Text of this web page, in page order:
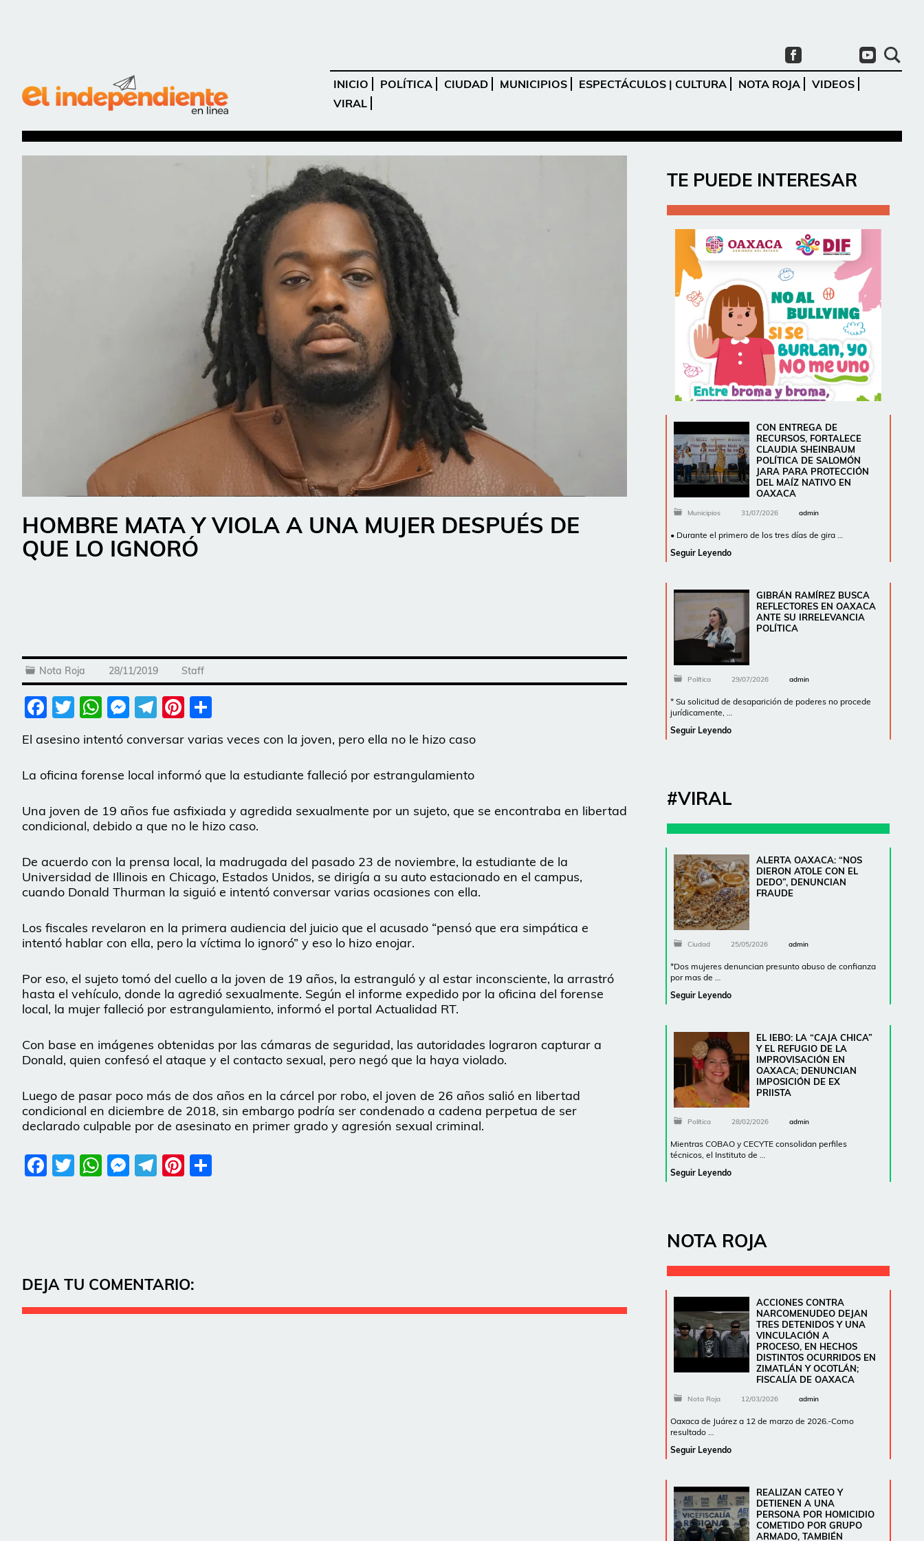
INICIO POLÍTICA CIUDAD MUNICIPIOS ESPECTÁCULOS | CULTURA NOTA ROJA
VIDEOS
VIRAL
HOMBRE MATA Y VIOLA A UNA MUJER DESPUÉS DE
QUE LO IGNORÓ
Nota Roja 28/11/2019 Staff
Facebook
Twitter
WhatsApp
Messenger
Telegram
Pinterest
El asesino intentó conversar varias veces con la joven, pero ella no le hizo caso
La oficina forense local informó que la estudiante falleció por estrangulamiento
Una joven de 19 años fue asfixiada y agredida sexualmente por un sujeto, que se encontraba en libertad
condicional, debido a que no le hizo caso.
De acuerdo con la prensa local, la madrugada del pasado 23 de noviembre, la estudiante de la
Universidad de Illinois en Chicago, Estados Unidos, se dirigía a su auto estacionado en el campus,
cuando Donald Thurman la siguió e intentó conversar varias ocasiones con ella.
Los fiscales revelaron en la primera audiencia del juicio que el acusado “pensó que era simpática e
intentó hablar con ella, pero la víctima lo ignoró” y eso lo hizo enojar.
Por eso, el sujeto tomó del cuello a la joven de 19 años, la estranguló y al estar inconsciente, la arrastró
hasta el vehículo, donde la agredió sexualmente. Según el informe expedido por la oficina del forense
local, la mujer falleció por estrangulamiento, informó el portal Actualidad RT.
Con base en imágenes obtenidas por las cámaras de seguridad, las autoridades lograron capturar a
Donald, quien confesó el ataque y el contacto sexual, pero negó que la haya violado.
Luego de pasar poco más de dos años en la cárcel por robo, el joven de 26 años salió en libertad
condicional en diciembre de 2018, sin embargo podría ser condenado a cadena perpetua de ser
declarado culpable por de asesinato en primer grado y agresión sexual criminal.
Facebook
Twitter
WhatsApp
Messenger
Telegram
Pinterest
DEJA TU COMENTARIO:
TE PUEDE INTERESAR
CON ENTREGA DE
RECURSOS, FORTALECE
CLAUDIA SHEINBAUM
POLÍTICA DE SALOMÓN
JARA PARA PROTECCIÓN
DEL MAÍZ NATIVO EN
OAXACA
Municipios 31/07/2026 admin
• Durante el primero de los tres días de gira …
Seguir Leyendo
GIBRÁN RAMÍREZ BUSCA
REFLECTORES EN OAXACA
ANTE SU IRRELEVANCIA
POLÍTICA
Política 29/07/2026 admin
* Su solicitud de desaparición de poderes no procede
jurídicamente, …
Seguir Leyendo
#VIRAL
ALERTA OAXACA: “NOS
DIERON ATOLE CON EL
DEDO”, DENUNCIAN
FRAUDE
Ciudad 25/05/2026 admin
*Dos mujeres denuncian presunto abuso de confianza
por mas de …
Seguir Leyendo
EL IEBO: LA “CAJA CHICA”
Y EL REFUGIO DE LA
IMPROVISACIÓN EN
OAXACA; DENUNCIAN
IMPOSICIÓN DE EX
PRIISTA
Política 28/02/2026 admin
Mientras COBAO y CECYTE consolidan perfiles
técnicos, el Instituto de …
Seguir Leyendo
NOTA ROJA
ACCIONES CONTRA
NARCOMENUDEO DEJAN
TRES DETENIDOS Y UNA
VINCULACIÓN A
PROCESO, EN HECHOS
DISTINTOS OCURRIDOS EN
ZIMATLÁN Y OCOTLÁN;
FISCALÍA DE OAXACA
Nota Roja 12/03/2026 admin
Oaxaca de Juárez a 12 de marzo de 2026.-Como
resultado …
Seguir Leyendo
REALIZAN CATEO Y
DETIENEN A UNA
PERSONA POR HOMICIDIO
COMETIDO POR GRUPO
ARMADO, TAMBIÉN